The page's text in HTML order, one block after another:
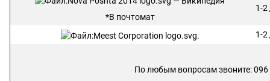
*В почтомат
1-2
1-2
По любым вопросам звоните: 096